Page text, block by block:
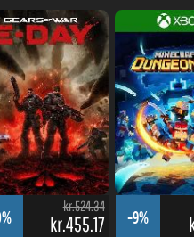
kr.524.34
kr.455.17
of War: E-Day
-9%
Minecraft
Xbox Series...